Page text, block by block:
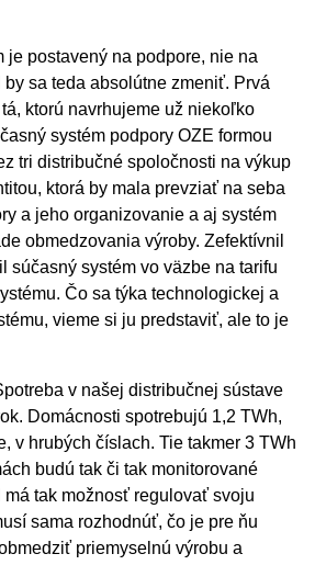
je postavený na podpore, nie na
sa teda absolútne zmeniť. Prvá
ktorú navrhujeme už niekoľko
systém podpory OZE formou
tri distribučné spoločnosti na výkup
ktorá by mala prevziať na seba
a jeho organizovanie a aj systém
obmedzovania výroby. Zefektívnil
súčasný systém vo väzbe na tarifu
Čo sa týka technologickej a
vieme si ju predstaviť, ale to je
v našej distribučnej sústave
Domácnosti spotrebujú 1,2 TWh,
v hrubých číslach. Tie takmer 3 TWh
budú tak či tak monitorované
tak možnosť regulovať svoju
sama rozhodnúť, čo je pre ňu
priemyselnú výrobu a